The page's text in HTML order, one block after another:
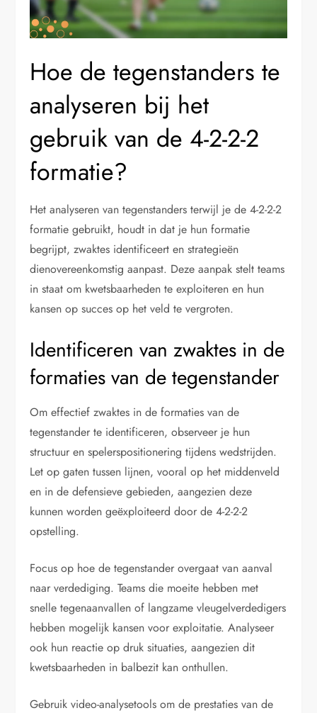
Hoe de tegenstanders te
analyseren bij het
gebruik van de 4-2-2-2
formatie?
Het analyseren van tegenstanders terwijl je de 4-2-2-2
formatie gebruikt, houdt in dat je hun formatie
begrijpt, zwaktes identificeert en strategieën
dienovereenkomstig aanpast. Deze aanpak stelt teams
in staat om kwetsbaarheden te exploiteren en hun
kansen op succes op het veld te vergroten.
Identificeren van zwaktes in de
formaties van de tegenstander
Om effectief zwaktes in de formaties van de
tegenstander te identificeren, observeer je hun
structuur en spelerspositionering tijdens wedstrijden.
Let op gaten tussen lijnen, vooral op het middenveld
en in de defensieve gebieden, aangezien deze
kunnen worden geëxploiteerd door de 4-2-2-2
opstelling.
Focus op hoe de tegenstander overgaat van aanval
naar verdediging. Teams die moeite hebben met
snelle tegenaanvallen of langzame vleugelverdedigers
hebben mogelijk kansen voor exploitatie. Analyseer
ook hun reactie op druk situaties, aangezien dit
kwetsbaarheden in balbezit kan onthullen.
Gebruik video-analysetools om de prestaties van de